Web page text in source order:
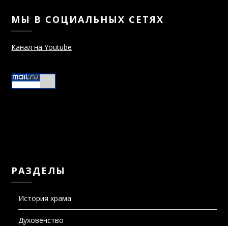
МЫ В СОЦИАЛЬНЫХ СЕТЯХ
Канал на Youtube
РАЗДЕЛЫ
История храма
Духовенство